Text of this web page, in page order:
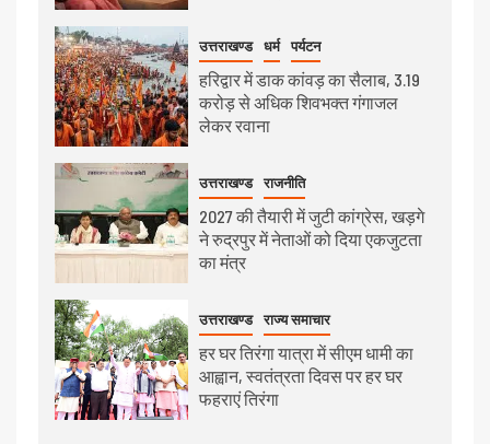
उत्तराखण्ड धर्म पर्यटन
हरिद्वार में डाक कांवड़ का सैलाब, 3.19
करोड़ से अधिक शिवभक्त गंगाजल
लेकर रवाना
उत्तराखण्ड राजनीति
2027 की तैयारी में जुटी कांग्रेस, खड़गे
ने रुद्रपुर में नेताओं को दिया एकजुटता
का मंत्र
उत्तराखण्ड राज्य समाचार
हर घर तिरंगा यात्रा में सीएम धामी का
आह्वान, स्वतंत्रता दिवस पर हर घर
फहराएं तिरंगा